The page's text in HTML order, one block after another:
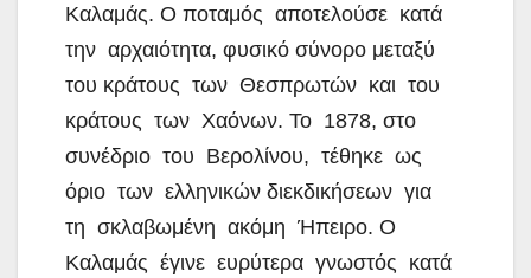
Καλαμάς. Ο ποταμός αποτελούσε κατά
την αρχαιότητα, φυσικό σύνορο μεταξύ
του κράτους των Θεσπρωτών και του
κράτους των Χαόνων. Το 1878, στο
συνέδριο του Βερολίνου, τέθηκε ως
όριο των ελληνικών διεκδικήσεων για
τη σκλαβωμένη ακόμη Ήπειρο. Ο
Καλαμάς έγινε ευρύτερα γνωστός κατά